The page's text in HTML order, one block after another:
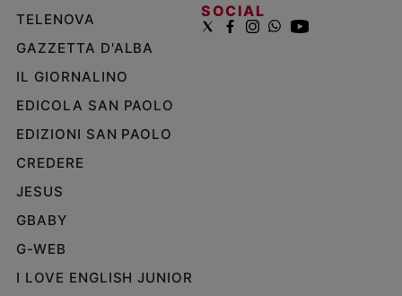
Video
Podcast
Chi
siamo
TELENOVA
GAZZETTA D'ALBA
IL GIORNALINO
EDICOLA SAN PAOLO
EDIZIONI SAN PAOLO
CREDERE
JESUS
GBABY
G-WEB
I LOVE ENGLISH JUNIOR
SOCIAL